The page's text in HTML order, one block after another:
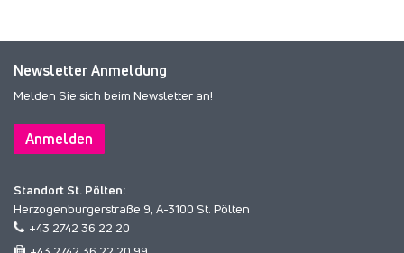
Newsletter Anmeldung
Melden Sie sich beim Newsletter an!
Anmelden
Standort St. Pölten:
Herzogenburgerstraße 9, A-3100 St. Pölten
+43 2742 36 22 20